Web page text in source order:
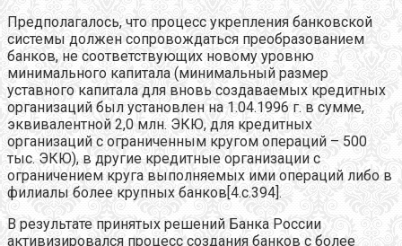
Предполагалось, что процесс укрепления банковской
системы должен сопровождаться преобразованием
банков, не соответствующих новому уровню
минимального капитала (минимальный размер
уставного капитала для вновь создаваемых кредитных
организаций был установлен на 1.04.1996 г. в сумме,
эквивалентной 2,0 млн. ЭКЮ, для кредитных
организаций с ограниченным кругом операций – 500
тыс. ЭКЮ), в другие кредитные организации с
ограничением круга выполняемых ими операций либо в
филиалы более крупных банков[4.c.394].
В результате принятых решений Банка России
активизировался процесс создания банков с более